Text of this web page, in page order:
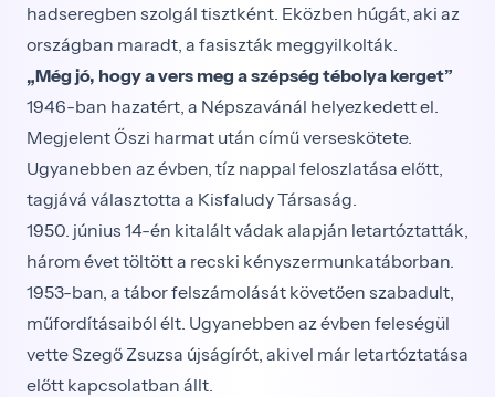
hadseregben szolgál tisztként. Eközben húgát, aki az
országban maradt, a fasiszták meggyilkolták.
„Még jó, hogy a vers meg a szépség tébolya kerget”
1946-ban hazatért, a Népszavánál helyezkedett el.
Megjelent Őszi harmat után című verseskötete.
Ugyanebben az évben, tíz nappal feloszlatása előtt,
tagjává választotta a Kisfaludy Társaság.
1950. június 14-én kitalált vádak alapján letartóztatták,
három évet töltött a recski kényszermunkatáborban.
1953-ban, a tábor felszámolását követően szabadult,
műfordításaiból élt. Ugyanebben az évben feleségül
vette Szegő Zsuzsa újságírót, akivel már letartóztatása
előtt kapcsolatban állt.